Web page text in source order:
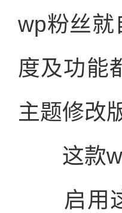
wp粉丝就
度及功能
主题修改
这款
启用